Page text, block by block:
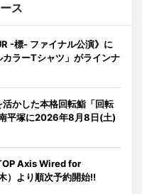
ス
-標- ファイナル公演》に
ラーTシャツ」がラインナ
かした本格回転鮨「回転
平塚に2026年8月8日(土)
Axis Wired for
より順次予約開始!!